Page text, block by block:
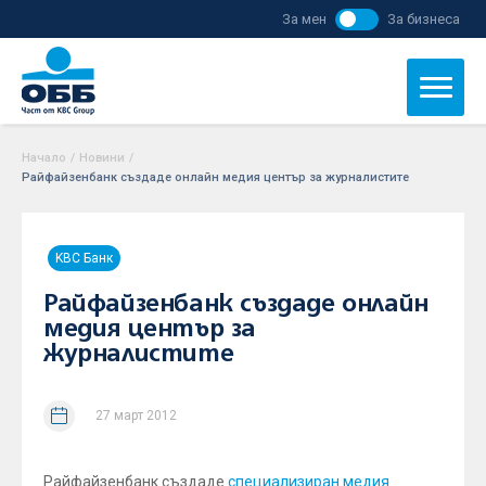
За мен За бизнеса
Начало / Новини /
Райфайзенбанк създаде онлайн медия център за журналистите
KBC Банк
Райфайзенбанк създаде онлайн
медия център за
журналистите
27 март 2012
Райфайзенбанк създаде специализиран медия